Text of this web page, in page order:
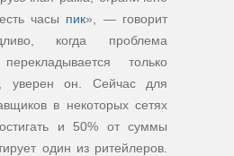
часы пик», — говорит
когда проблема
только
уверен он. Сейчас для
в некоторых сетях
и 50% от суммы
один из ритейлеров.